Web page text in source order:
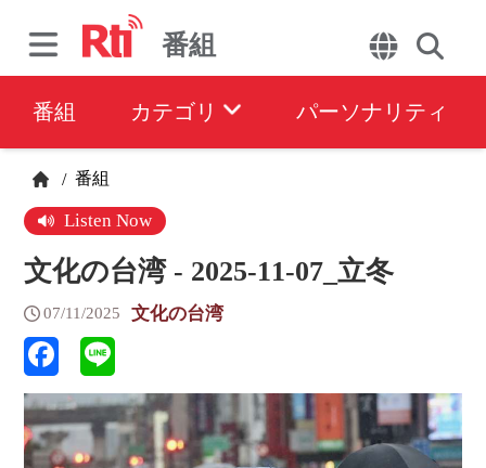
番組
番組 カテゴリ パーソナリティ
/ 番組
Listen Now
文化の台湾 - 2025-11-07_立冬
07/11/2025 文化の台湾